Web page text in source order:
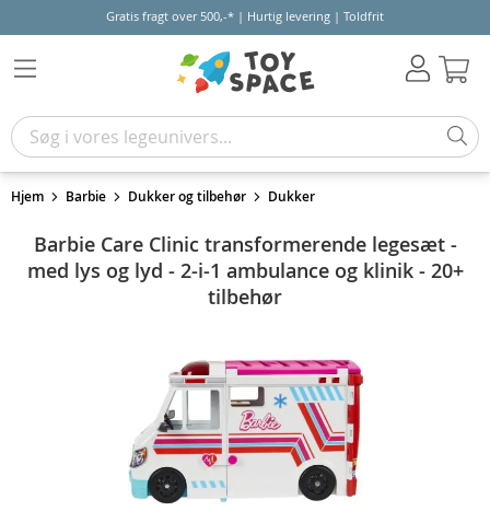
Gratis fragt over 500,-* | Hurtig levering | Toldfrit
Hjem Barbie Dukker og tilbehør Dukker
Barbie Care Clinic transformerende legesæt -
med lys og lyd - 2-i-1 ambulance og klinik - 20+
tilbehør